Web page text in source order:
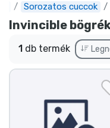
Sorozatos cuccok
Invincible bögrék
1 db termék
Előrendelhető
Outlet cuccok
Ajándékkártya
Szállítás és